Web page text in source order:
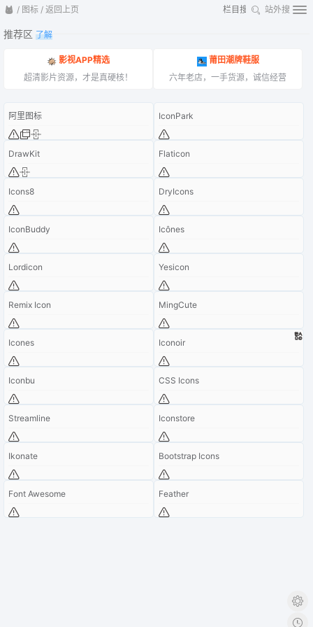
/ 图标 / 返回上页 站外搜
推荐区 了解
影视APP精选
超清影片资源，才是真硬核！
莆田潮牌鞋服
六年老店，一手货源，诚信经营
阿里图标 IconPark
DrawKit Flaticon
Icons8 DryIcons
IconBuddy Icônes
Lordicon Yesicon
Remix Icon MingCute
Icones Iconoir
Iconbu CSS Icons
Streamline Iconstore
Ikonate Bootstrap Icons
Font Awesome Feather